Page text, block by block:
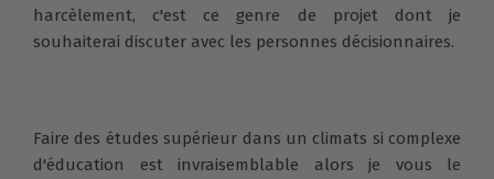
harcèlement, c'est ce genre de projet dont je
souhaiterai discuter avec les personnes décisionnaires.
Faire des études supérieur dans un climats si complexe
d'éducation est invraisemblable alors je vous le